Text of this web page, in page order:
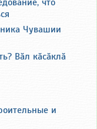
что
Чувашии
Вӑл кӑсӑклӑ
и